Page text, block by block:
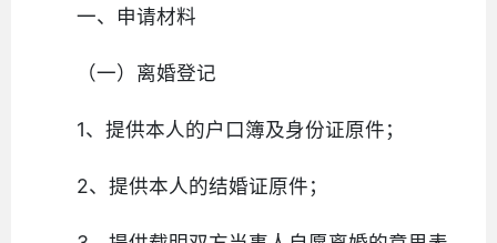
一、申请材料
（一）离婚登记
1、提供本人的户口簿及身份证原件；
2、提供本人的结婚证原件；